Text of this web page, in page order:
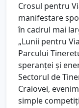
Crosul pentru
manifestare
în cadrul mai
„Lunii pentru
Parcului
speranței și
Sectorul de
Craiovei,
simple